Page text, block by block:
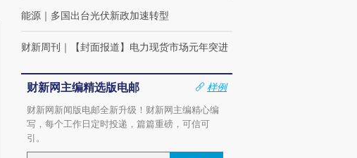
能源 ｜ 多国出台光伏新政加速转型
财新周刊 ｜ 【封面报道】电力现货市场元年突进
财新网主编精选版电邮
样例
财新网新闻版电邮全新升级！财新网主编精心编
写，每个工作日定时投递，篇篇重磅，可信可
引。